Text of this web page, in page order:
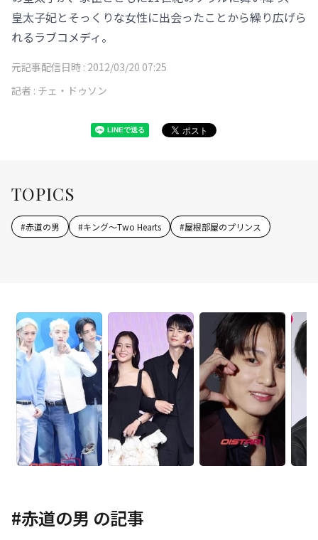
皇太子妃とそっくりな女性に出会ったことから繰り広げら
れるラブコメディ。
元記事配信日時 : 2012/03/20 07:25
記者 : チェ・ドゥソン
TOPICS
#赤道の男 #キング～Two Hearts #屋根部屋のプリンス
#赤道の男 の記事